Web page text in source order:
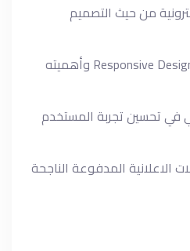
من حيث التصميم
ماهو التصميم المتجاوب Responsive Design وأهميته
في تحسين تجربة المستخدم
المدفوعة الناجحة